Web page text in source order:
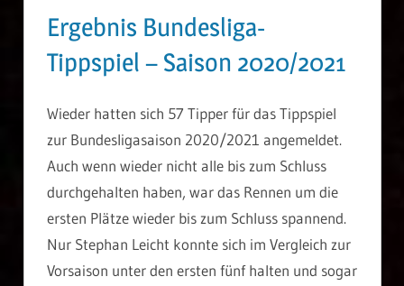
Ergebnis Bundesliga-
Tippspiel – Saison 2020/2021
Wieder hatten sich 57 Tipper für das Tippspiel
zur Bundesligasaison 2020/2021 angemeldet.
Auch wenn wieder nicht alle bis zum Schluss
durchgehalten haben, war das Rennen um die
ersten Plätze wieder bis zum Schluss spannend.
Nur Stephan Leicht konnte sich im Vergleich zur
Vorsaison unter den ersten fünf halten und sogar